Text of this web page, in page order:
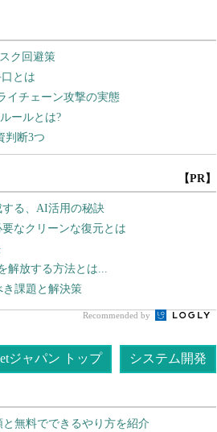
【PR】
る、AI活用の秘訣
なクリーンな復元とは
解放する方法とは...
課題と解決策
Recommended by
ジャパン トップ システム開発
無料でできるやり方を紹介